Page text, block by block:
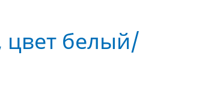
цвет белый/